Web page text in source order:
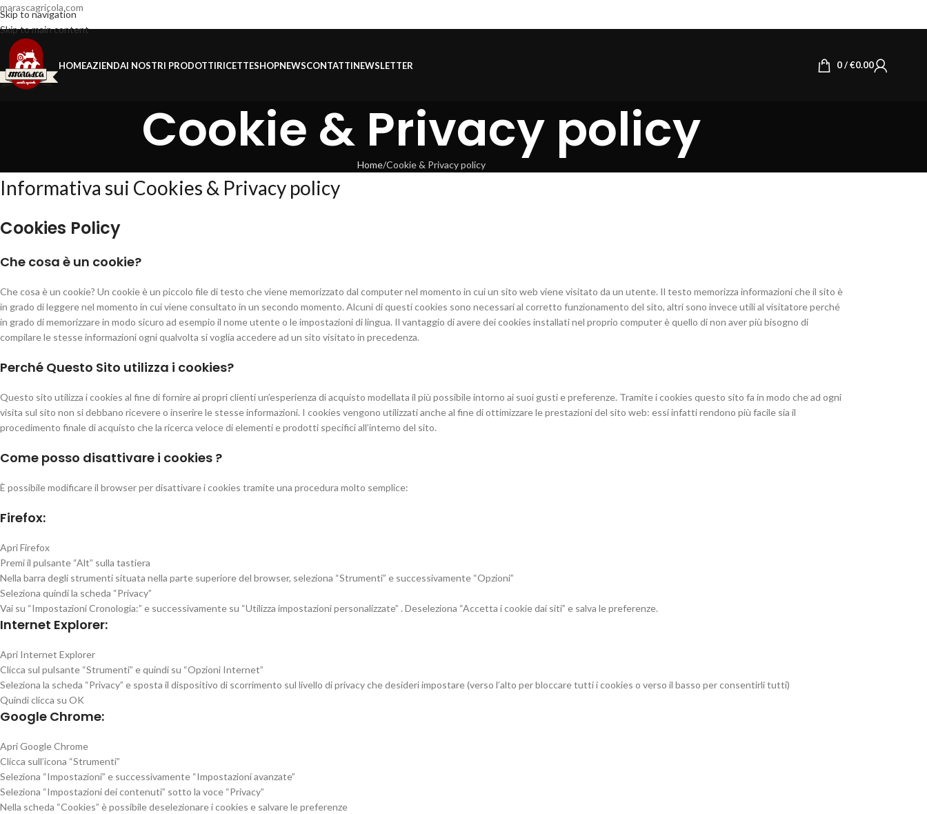
marascagricola.com
Skip to navigation
Skip to main content
HOMEAZIENDAI NOSTRI PRODOTTIRICETTESHOPNEWSCONTATTINEWSLETTER 0/ €0.00
Cookie & Privacy policy
Home Cookie & Privacy policy
Informativa sui Cookies & Privacy policy
Cookies Policy
Che cosa è un cookie?
Che cosa è un cookie? Un cookie è un piccolo file di testo che viene memorizzato dal computer nel momento in cui un sito web viene visitato da un utente. Il testo memorizza informazioni che il sito è
in grado di leggere nel momento in cui viene consultato in un secondo momento. Alcuni di questi cookies sono necessari al corretto funzionamento del sito, altri sono invece utili al visitatore perché
in grado di memorizzare in modo sicuro ad esempio il nome utente o le impostazioni di lingua. Il vantaggio di avere dei cookies installati nel proprio computer è quello di non aver più bisogno di
compilare le stesse informazioni ogni qualvolta si voglia accedere ad un sito visitato in precedenza.
Perché Questo Sito utilizza i cookies?
Questo sito utilizza i cookies al fine di fornire ai propri clienti un’esperienza di acquisto modellata il più possibile intorno ai suoi gusti e preferenze. Tramite i cookies questo sito fa in modo che ad ogni
visita sul sito non si debbano ricevere o inserire le stesse informazioni. I cookies vengono utilizzati anche al fine di ottimizzare le prestazioni del sito web: essi infatti rendono più facile sia il
procedimento finale di acquisto che la ricerca veloce di elementi e prodotti specifici all’interno del sito.
Come posso disattivare i cookies ?
È possibile modificare il browser per disattivare i cookies tramite una procedura molto semplice:
Firefox:
Apri Firefox
Premi il pulsante “Alt” sulla tastiera
Nella barra degli strumenti situata nella parte superiore del browser, seleziona “Strumenti” e successivamente “Opzioni”
Seleziona quindi la scheda “Privacy”
Vai su “Impostazioni Cronologia:” e successivamente su “Utilizza impostazioni personalizzate” . Deseleziona “Accetta i cookie dai siti” e salva le preferenze.
Internet Explorer:
Apri Internet Explorer
Clicca sul pulsante “Strumenti” e quindi su “Opzioni Internet”
Seleziona la scheda “Privacy” e sposta il dispositivo di scorrimento sul livello di privacy che desideri impostare (verso l’alto per bloccare tutti i cookies o verso il basso per consentirli tutti)
Quindi clicca su OK
Google Chrome:
Apri Google Chrome
Clicca sull’icona “Strumenti”
Seleziona “Impostazioni” e successivamente “Impostazioni avanzate”
Seleziona “Impostazioni dei contenuti” sotto la voce “Privacy”
Nella scheda “Cookies” è possibile deselezionare i cookies e salvare le preferenze